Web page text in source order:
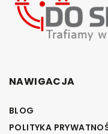
NAWIGACJA
BLOG
POLITYKA